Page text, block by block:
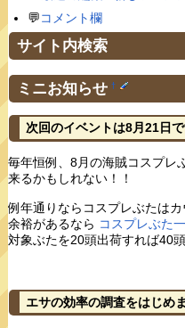
💬コメント欄
サイト内検索
ミニお知らせ †
次回のイベントは8月21日
毎年恒例、8月の海賊コスプレ
来るかもしれない！！
例年通りならコスプレぶたはカ
余裕があるなら コスプレぶた
対象ぶたを20頭出荷すれば40
エサの効率の調査をはじめ